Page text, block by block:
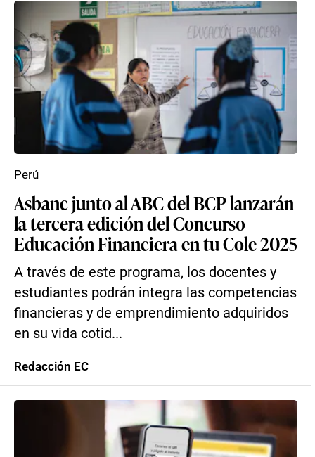
Asbanc junto al ABC del BCP lanzarán
la tercera edición del Concurso
Educación Financiera en tu Cole 2025
A través de este programa, los docentes y
estudiantes podrán integra las competencias
financieras y de emprendimiento adquiridos
en su vida cotid...
Perú
Redacción EC